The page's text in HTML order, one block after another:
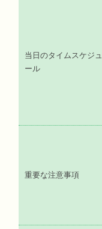
当日のタイムスケジュ
ール
重要な注意事項